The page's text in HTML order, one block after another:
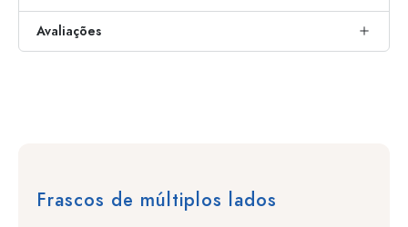
Avaliações
Frascos de múltiplos lados